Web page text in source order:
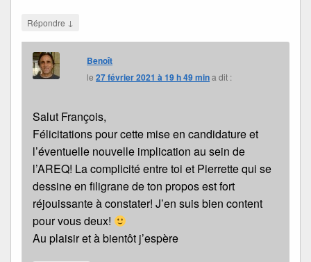
Répondre ↓
Benoît
le27 février 2021 à 19 h 49 mina dit :
Salut François,
Félicitations pour cette mise en candidature et
l’éventuelle nouvelle implication au sein de
l’AREQ! La complicité entre toi et Pierrette qui se
dessine en filigrane de ton propos est fort
réjouissante à constater! J’en suis bien content
pour vous deux!
Au plaisir et à bientôt j’espère